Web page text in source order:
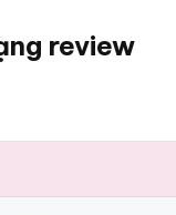
review